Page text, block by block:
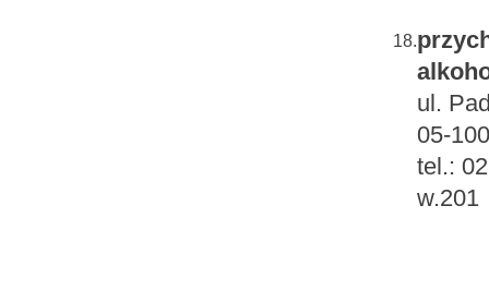
18.
ul.
05-
tel.:
w.201